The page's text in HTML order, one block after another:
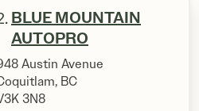
BLUE MOUNTAIN
AUTOPRO
Austin Avenue
BC
3N8